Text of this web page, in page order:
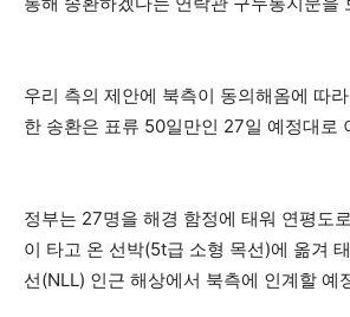
우리 측의 제안에 북측이 동의해옴에 따
한 송환은 표류 50일만인 27일 예정대로
정부는 27명을 해경 함정에 태워 연평도
이 타고 온 선박(5t급 소형 목선)에 옮겨
선(NLL) 인근 해상에서 북측에 인계할 예